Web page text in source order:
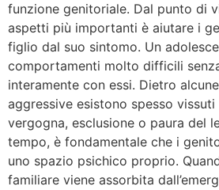
funzione genitoriale. Dal punto di
aspetti più importanti è aiutare i
figlio dal suo sintomo. Un
comportamenti molto difficili
interamente con essi. Dietro
aggressive esistono spesso
vergogna, esclusione o paura del
tempo, è fondamentale che i
uno spazio psichico proprio.
familiare viene assorbita